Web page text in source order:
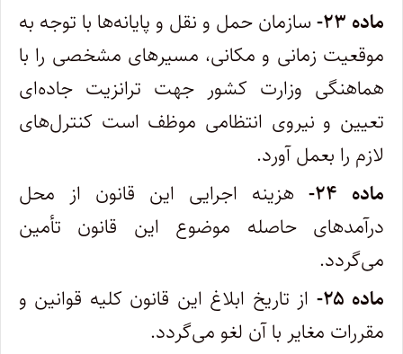
ماده ۲۳-
سازمان حمل و نقل و پایانه‌ها با توجه به
موقعیت زمانی و مکانی، مسیرهای مشخصی را با
هماهنگی وزارت کشور جهت ترانزیت‌ جاده‌ای
تعیین و نیروی انتظامی موظف است کنترل‌های
لازم را بعمل آورد.
ماده ۲۴-
هزینه اجرایی این قانون از محل
درآمدهای حاصله موضوع این قانون تأمین
می‌گردد.
ماده ۲۵-
از تاریخ ابلاغ این قانون کلیه قوانین و
مقررات مغایر با آن لغو می‌گردد.